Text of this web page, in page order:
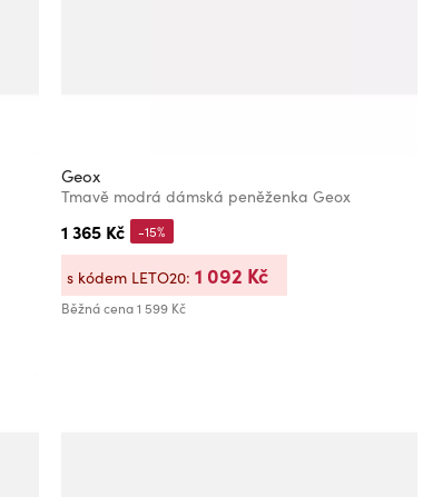
Geox
Tmavě modrá dámská peněženka Geox
1 365 Kč
Běžná cena1 599 Kč
-15%
s kódem LETO20: 1 092 Kč